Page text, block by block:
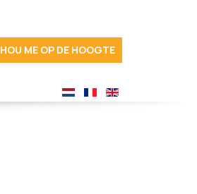
HOU ME OP DE HOOGTE